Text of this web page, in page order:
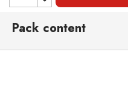
Pack content